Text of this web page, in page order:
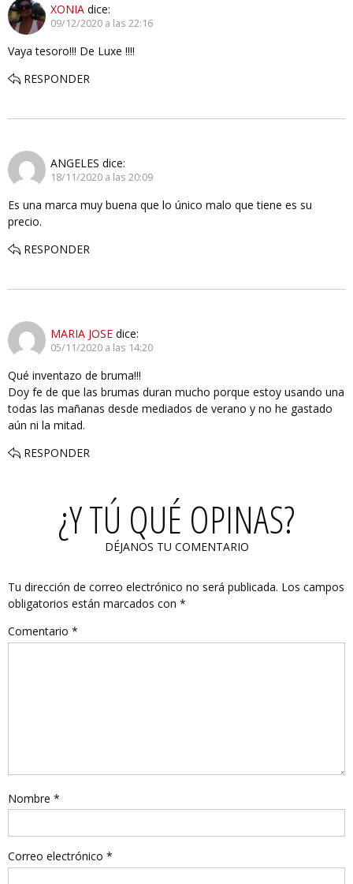
XONIA dice:
09/12/2020 a las 22:16
Vaya tesoro!!! De Luxe !!!!
RESPONDER
ANGELES dice:
18/11/2020 a las 20:09
Es una marca muy buena que lo único malo que tiene es su
precio.
RESPONDER
MARIA JOSE dice:
05/11/2020 a las 14:20
Qué inventazo de bruma!!!
Doy fe de que las brumas duran mucho porque estoy usando una
todas las mañanas desde mediados de verano y no he gastado
aún ni la mitad.
RESPONDER
¿Y TÚ QUÉ OPINAS?
DÉJANOS TU COMENTARIO
Tu dirección de correo electrónico no será publicada. Los campos
obligatorios están marcados con *
Comentario *
Nombre *
Correo electrónico *